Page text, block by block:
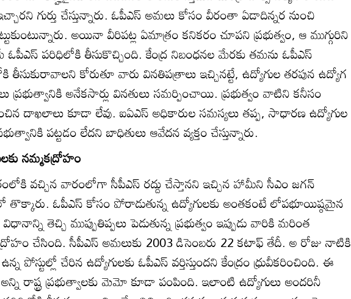
గుర్తు చేస్తున్నారు. ఓపీఎస్‌ అమలు కోసం వీరంతా ఏడాదిన్నర నుంచి
అయినా వీరిపట్ల ఏమాత్రం కనికరం చూపని ప్రభుత్వం, ఆ ముగ్గురిని
పరిధిలోకి తీసుకొచ్చింది. కేంద్ర నిబంధనల మేరకు తమను ఓపీఎస్‌
తీసుకురావాలని కోరుతూ వారు వినతిపత్రాలు ఇచ్చినట్టే, ఉద్యోగుల తరపున ఉద్యోగ
ప్రభుత్వానికి అనేకసార్లు వినతులు సమర్పించాయి. ప్రభుత్వం వాటిని కనీసం
దాఖలాలు కూడా లేవు. ఐఏఎస్‌ అధికారుల సమస్యలు తప్ప, సాధారణ ఉద్యోగుల
పట్టడం లేదని బాధితులు ఆవేదన వ్యక్తం చేస్తున్నారు.
నమ్మకద్రోహం
వచ్చిన వారంలోగా సీపీఎస్‌ రద్దు చేస్తానని ఇచ్చిన హామీని సీఎం జగన్‌
తొక్కారు. ఓపీఎస్‌ కోసం పోరాడుతున్న ఉద్యోగులకు అంతకంటే లోపభూయిష్ఠమైన
తెచ్చి ముప్పుతిప్పలు పెడుతున్న ప్రభుత్వం ఇప్పుడు వారికి మరింత
చేసింది. సీపీఎస్‌ అమలుకు 2003 డిసెంబరు 22 కటాఫ్‌ తేదీ. అ రోజు నాటికి
పోస్టుల్లో చేరిన ఉద్యోగులకు ఓపీఎస్‌ వర్తిస్తుందని కేంద్రం ధ్రువీకరించింది. ఈ
రాష్ట్ర ప్రభుత్వాలకు మెమో కూడా పంపింది. ఇలాంటి ఉద్యోగులు అందరినీ